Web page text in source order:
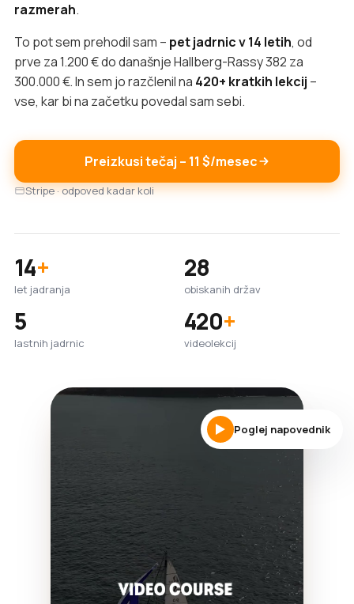
razmerah.
To pot sem prehodil sam – pet jadrnic v 14 letih, od
prve za 1.200 € do današnje Hallberg-Rassy 382 za
300.000 €. In sem jo razčlenil na 420+ kratkih lekcij –
vse, kar bi na začetku povedal sam sebi.
Preizkusi tečaj – 11 $/mesec
Stripe · odpoved kadar koli
14+
let jadranja
28
obiskanih držav
5
lastnih jadrnic
420+
videolekcij
Poglej napovednik